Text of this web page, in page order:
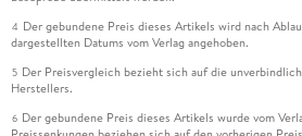
4 Der gebundene Preis dieses Artikels wird nach
dargestellten Datums vom Verlag angehoben.
5 Der Preisvergleich bezieht sich auf die
Herstellers.
6 Der gebundene Preis dieses Artikels wurde vom